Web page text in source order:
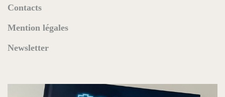
Contacts
Mention légales
Newsletter